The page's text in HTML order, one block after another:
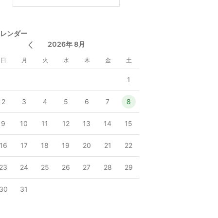
ンダー
2026年 8月
日 月 火 水 木 金 土
1
2 3 4 5 6 7 8
9 10 11 12 13 14 15
17 18 19 20 21 22
24 25 26 27 28 29
31